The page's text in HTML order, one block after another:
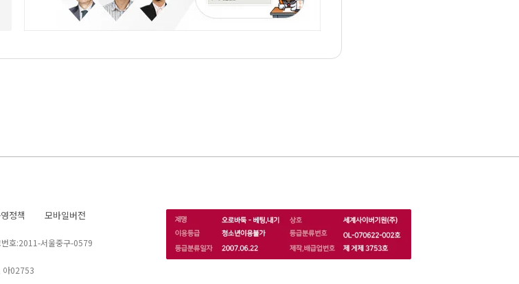
정책 모바일버전
호:2011-서울중구-0579
아02753